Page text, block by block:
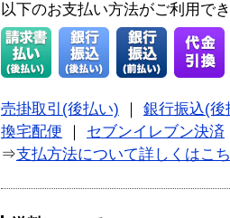
以下のお支払い方法がご利用で
売掛取引(後払い)
銀行振込(後
換宅配便
セブンイレブン決済
⇒支払方法について詳しくはこ